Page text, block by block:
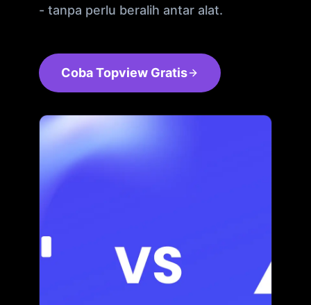
- tanpa perlu beralih antar alat.
Coba Topview Gratis